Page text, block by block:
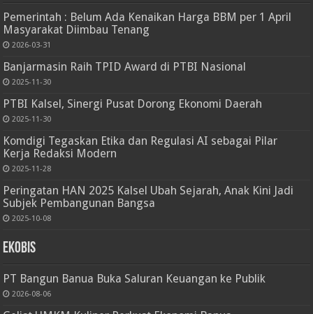
Pemerintah : Belum Ada Kenaikan Harga BBM per 1 April
Masyarakat Diimbau Tenang
2026-03-31
Banjarmasin Raih TPID Award di PTBI Nasional
2025-11-30
PTBI Kalsel, Sinergi Pusat Dorong Ekonomi Daerah
2025-11-30
Komdigi Tegaskan Etika dan Regulasi AI sebagai Pilar
Kerja Redaksi Modern
2025-11-28
Peringatan HAN 2025 Kalsel Ubah Sejarah, Anak Kini Jadi
Subjek Pembangunan Bangsa
2025-10-08
Ekobis
PT Bangun Banua Buka Saluran Keuangan ke Publik
2026-08-06